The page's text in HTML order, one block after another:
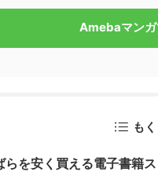
Amebaマンガ
も
らを安く買える電子書籍